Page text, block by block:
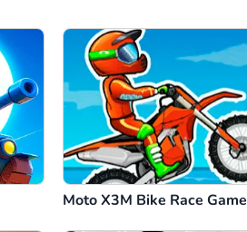
Moto X3M Bike Race Game